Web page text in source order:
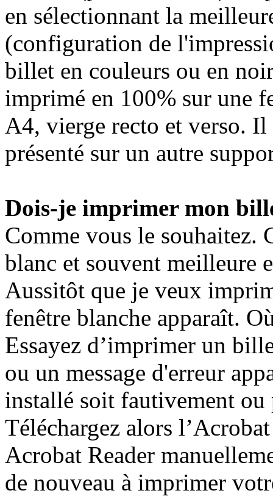
en sélectionnant la
(configuration de
billet en couleurs ou en
imprimé en 100% sur une
A4, vierge recto et verso. Il
présenté sur un autre
Dois-je imprimer mon
Comme vous le souhaitez.
blanc et souvent meilleure
Aussitôt que je veux
fenêtre blanche apparaît.
Essayez d’imprimer un
ou un message d'erreur
installé soit fautivement ou
Téléchargez alors
Acrobat Reader
de nouveau à imprimer